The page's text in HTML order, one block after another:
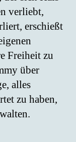
verliebt,
erschießt
Freiheit zu
über
alles
zu haben,